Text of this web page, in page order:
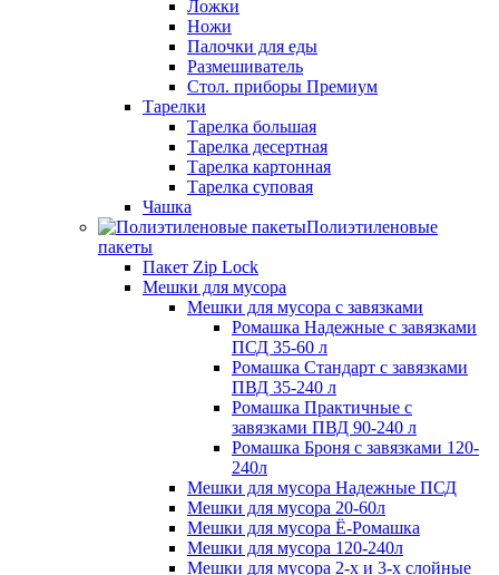
Ложки
Ножи
Палочки для еды
Размешиватель
Стол. приборы Премиум
Тарелки
Тарелка большая
Тарелка десертная
Тарелка картонная
Тарелка суповая
Чашка
Полиэтиленовые
пакеты
Пакет Zip Lock
Мешки для мусора
Мешки для мусора с завязками
Ромашка Надежные с завязками
ПСД 35-60 л
Ромашка Стандарт с завязками
ПВД 35-240 л
Ромашка Практичные с
завязками ПВД 90-240 л
Ромашка Броня с завязками 120-
240л
Мешки для мусора Надежные ПСД
Мешки для мусора 20-60л
Мешки для мусора Ё-Ромашка
Мешки для мусора 120-240л
Мешки для мусора 2-х и 3-х слойные